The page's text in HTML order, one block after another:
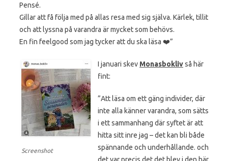
Pensé.
Gillar att få följa med på allas resa med sig själva. Kärlek, tillit
och att lyssna på varandra är mycket som behövs.
En fin feelgood som jag tycker att du ska läsa ❤️”
Screenshot
I januari skev Monasboklivså här
fint:
”Att läsa om ett gäng individer, där
inte alla känner varandra, som sätts
i ett sammanhang där syftet är att
hitta sitt inre jag – det kan bli både
spännande och underhållande. och